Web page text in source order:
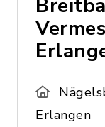
Erlangen